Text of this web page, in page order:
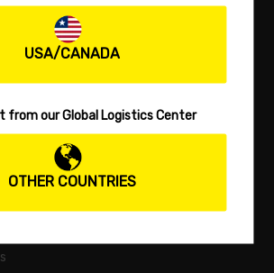
USA/CANADA
from our Global Logistics Center
OTHER COUNTRIES